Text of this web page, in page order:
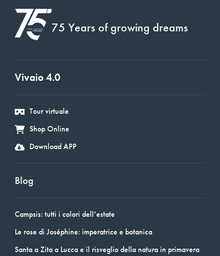
75 Years of growing dreams
Vivaio 4.0
Tour virtuale
Shop Online
Download APP
Blog
Campsis: tutti i colori dell’estate
Le rose di Joséphine: imperatrice e botanica
Santa a Zita a Lucca e il risveglio della natura in primavera